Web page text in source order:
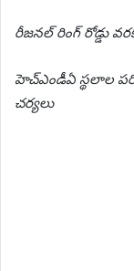
రీజనల్ రింగ్ రోడ్డు
హెచ్ఎండీఏ స్థలాల
చర్యలు